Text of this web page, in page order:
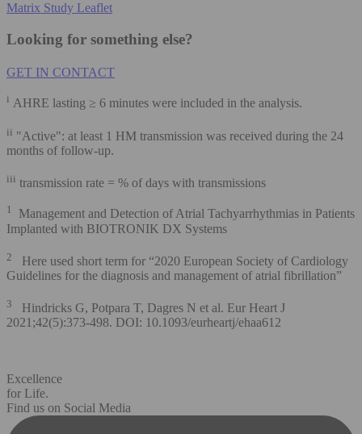
Matrix Study Leaflet
Looking for something else?
GET IN CONTACT
i AHRE lasting ≥ 6 minutes were included in the analysis.
ii "Active": at least 1 HM transmission was received during the 24
months of follow-up.
iii transmission rate = % of days with transmissions
1
Management and Detection of Atrial Tachyarrhythmias in Patients
Implanted with BIOTRONIK DX Systems
2
Here used short term for “2020 European Society of Cardiology
Guidelines for the diagnosis and management of atrial fibrillation”
3
Hindricks G, Potpara T, Dagres N et al. Eur Heart J
2021;42(5):373-498. DOI: 10.1093/eurheartj/ehaa612
Excellence
for Life.
Find us on Social Media